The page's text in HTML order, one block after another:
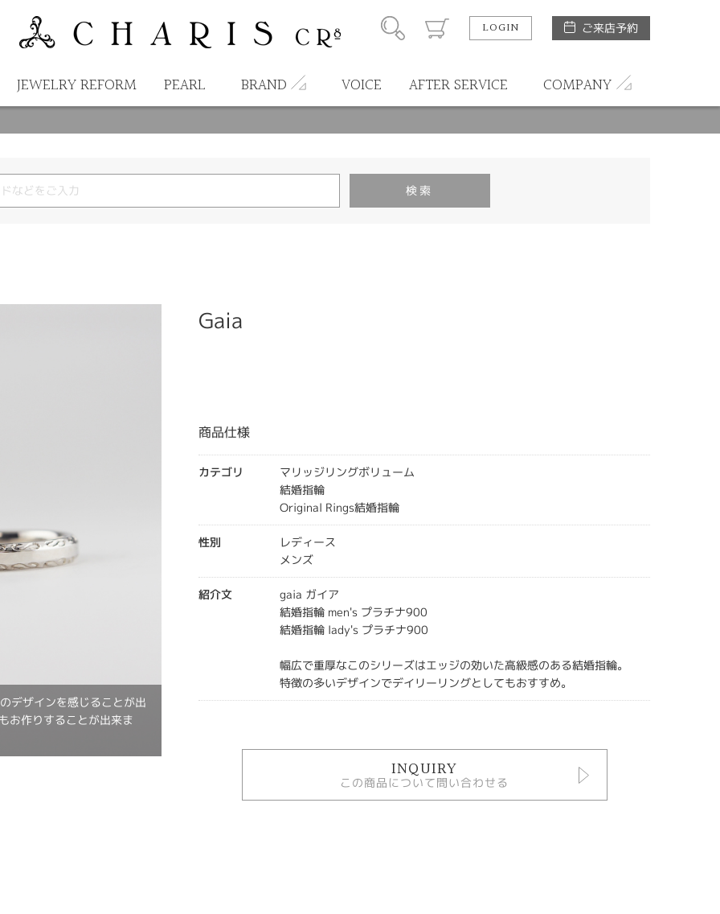
LOGIN ご来店予約
JEWELRY REFORM PEARL BRAND VOICE AFTER SERVICE COMPANY
デザインを感じることが出
お作りすることが出来ま
Gaia
商品仕様
カテゴリ
マリッジリングボリューム
結婚指輪
Original Rings結婚指輪
性別
レディース
メンズ
紹介文
gaia ガイア
結婚指輪 men's プラチナ900
結婚指輪 lady's プラチナ900
幅広で重厚なこのシリーズはエッジの効いた高級感のある結婚指輪。
特徴の多いデザインでデイリーリングとしてもおすすめ。
INQUIRY
この商品について問い合わせる